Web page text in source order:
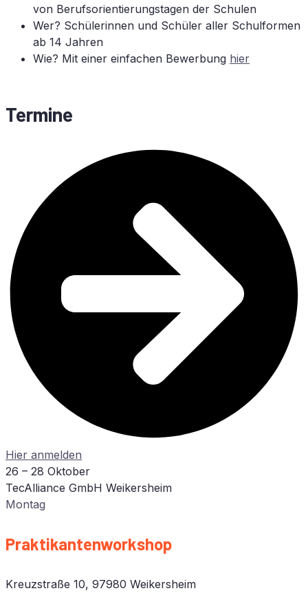
von Be­rufs­ori­en­tie­rungs­ta­gen der Schu­len
Wer? Schü­le­rin­nen und Schü­ler al­ler Schul­for­men
ab 14 Jah­ren
Wie? Mit ei­ner ein­fa­chen Be­wer­bung hier
Ter­mi­ne
Hier an­mel­den
26 – 28 Oktober
TecAlliance GmbH Weikersheim
Mon­tag
Prak­ti­kan­ten­work­shop
Kreuz­stra­ße 10, 97980 Weikersheim